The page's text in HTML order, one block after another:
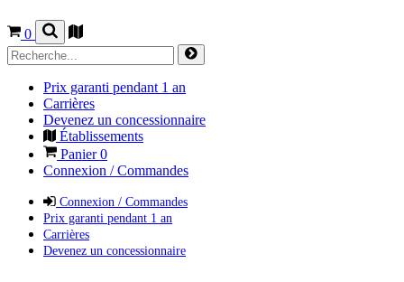
0
Prix garanti pendant 1 an
Carrières
Devenez un concessionnaire
Établissements
Panier0
Connexion / Commandes
Connexion / Commandes
Prix garanti pendant 1 an
Carrières
Devenez un concessionnaire